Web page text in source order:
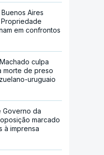
Aires
em confrontos
culpa
morte de preso
uruguaio
Governo da
marcado
à imprensa